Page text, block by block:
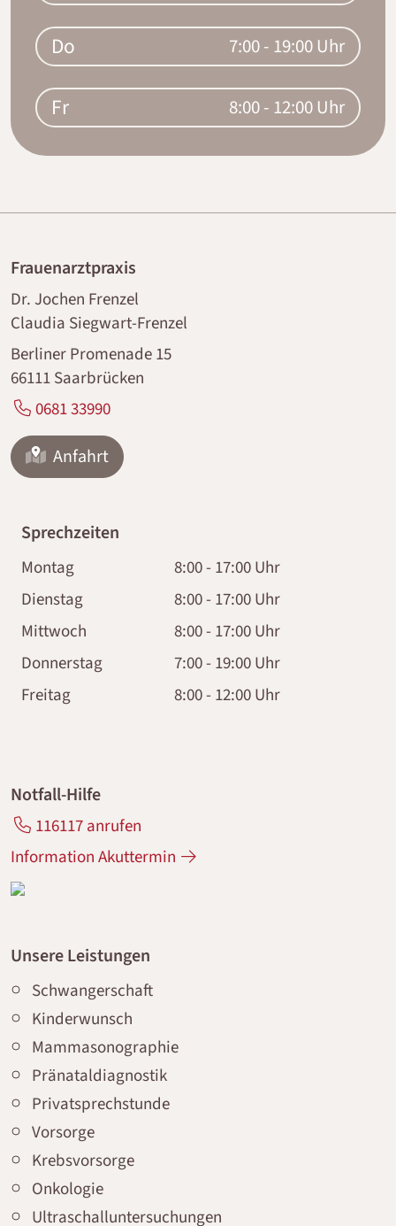
Do 7:00 - 19:00 Uhr
Fr 8:00 - 12:00 Uhr
Frauenarztpraxis
Dr. Jochen Frenzel
Claudia Siegwart-Frenzel
Berliner Promenade 15
66111 Saarbrücken
0681 33990
Anfahrt
Sprechzeiten
Montag
8:00 - 17:00 Uhr
Dienstag
8:00 - 17:00 Uhr
Mittwoch
8:00 - 17:00 Uhr
Donnerstag
7:00 - 19:00 Uhr
Freitag
8:00 - 12:00 Uhr
Notfall-Hilfe
116117 anrufen
Information Akuttermin
Unsere Leistungen
Schwangerschaft
Kinderwunsch
Mammasonographie
Pränataldiagnostik
Privatsprechstunde
Vorsorge
Krebsvorsorge
Onkologie
Ultraschalluntersuchungen